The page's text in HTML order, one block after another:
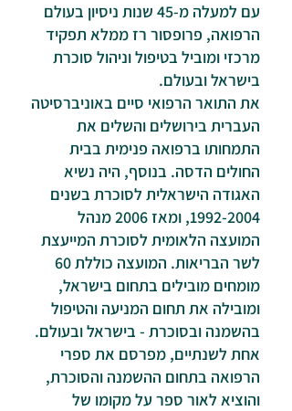
עם למעלה מ-45 שנות ניסיון בעולם
הרפואה, פרופסור רז ממלא תפקיד
מרכזי ומוביל בטיפול וניהול סוכרת
בישראל ובעולם.
את התואר הרפואי סיים באוניברסיטה
העברית בירושלים והשלים את
התמחותו ברפואה פנימית בבית
החולים הדסה. בנוסף, היה נשיא
האגודה הישראלית לסוכרת בשנים
1992-2004
, ומאז 2006 מנהל
המועצה הלאומית לסוכרת המייעצת
לשר הבריאות. המועצה כוללת 60
מומחים מובילים בתחום בישראל,
ומובילה את תחום המניעה והטיפול
בהשמנה ובסוכרת - בישראל ובעולם.
אחת לשנתיים, מפרסם את ספרי
הרפואה בתחום ההשמנה והסוכרת,
והוציא לאור ספר על מקומו של